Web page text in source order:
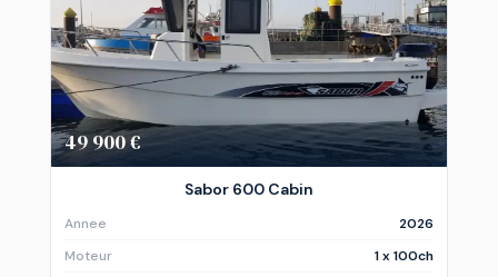
49 900 €
Sabor 600 Cabin
Annee
2026
Moteur
1 x 100ch